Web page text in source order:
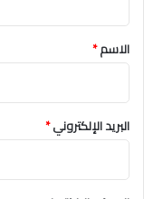
*
الاسم*
البريد الإلكتروني*